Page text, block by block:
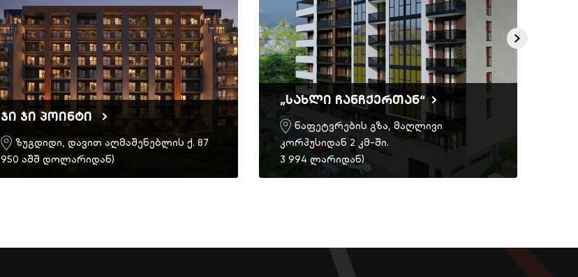
ჯი ჯი პოინტი
ზუგდიდი, დავით აღმაშენებლის ქ. 87
950 აშშ დოლარიდან)
„სახლი ჩანჩქერთან“
ნაფეტვრების გზა, მაღლივი
კორპუსიდან 2 კმ-ში.
3 994 ლარიდან)